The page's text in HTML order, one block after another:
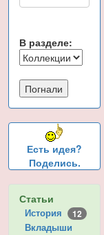
В разделе:
Есть идея?
Поделись.
Статьи
История 12
Вкладыши